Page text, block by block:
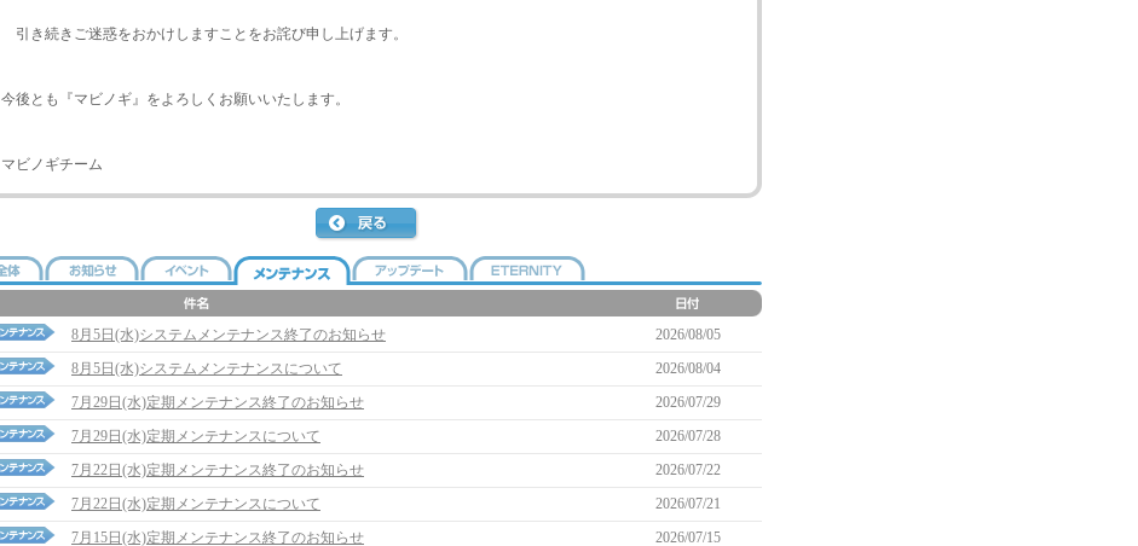
引き続きご迷惑をおかけしますことをお詫び申し上げます。
今後とも『マビノギ』をよろしくお願いいたします。
マビノギチーム
8月5日(水)システムメンテナンス終了のお知らせ
2026/08/05
8月5日(水)システムメンテナンスについて
2026/08/04
7月29日(水)定期メンテナンス終了のお知らせ
2026/07/29
7月29日(水)定期メンテナンスについて
2026/07/28
7月22日(水)定期メンテナンス終了のお知らせ
2026/07/22
7月22日(水)定期メンテナンスについて
2026/07/21
7月15日(水)定期メンテナンス終了のお知らせ
2026/07/15